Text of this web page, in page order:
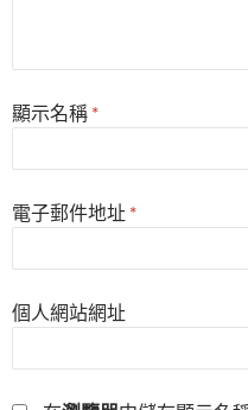
顯示名稱 *
電子郵件地址 *
個人網站網址